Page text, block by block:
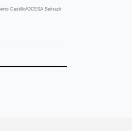
Castillo/OCESA Seitrack